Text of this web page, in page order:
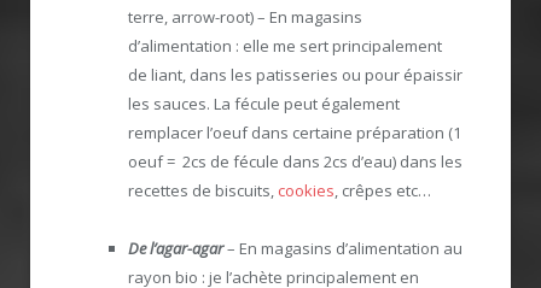
terre, arrow-root) – En magasins
d’alimentation : elle me sert principalement
de liant, dans les patisseries ou pour épaissir
les sauces. La fécule peut également
remplacer l’oeuf dans certaine préparation (1
oeuf = 2cs de fécule dans 2cs d’eau) dans les
recettes de biscuits, cookies, crêpes etc…
De l’agar-agar– En magasins d’alimentation au
rayon bio : je l’achète principalement en